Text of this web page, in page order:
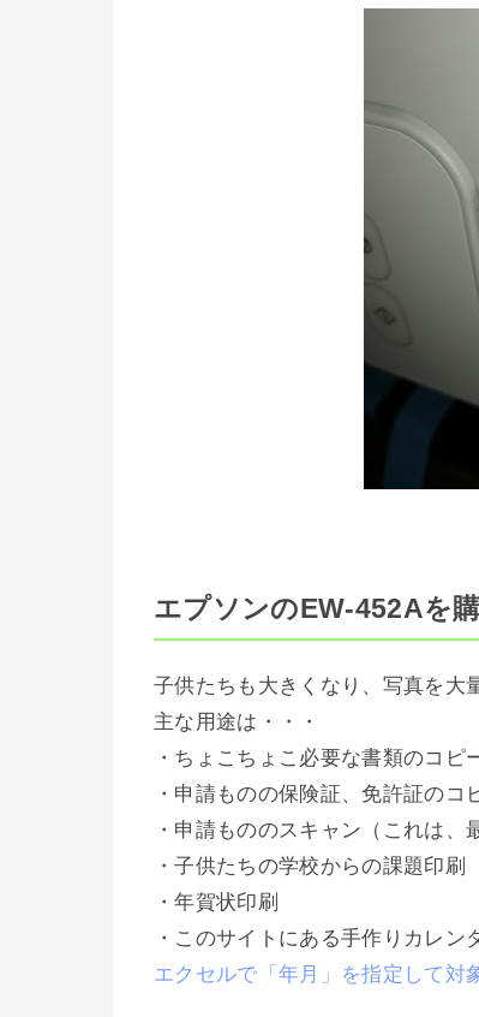
エプソンのEW-452Aを購
子供たちも大きくなり、写真を大
主な用途は・・・
・ちょこちょこ必要な書類のコピ
・申請ものの保険証、免許証のコ
・申請もののスキャン（これは、
・子供たちの学校からの課題印刷
・年賀状印刷
・このサイトにある手作りカレ
エクセルで「年月」を指定して対